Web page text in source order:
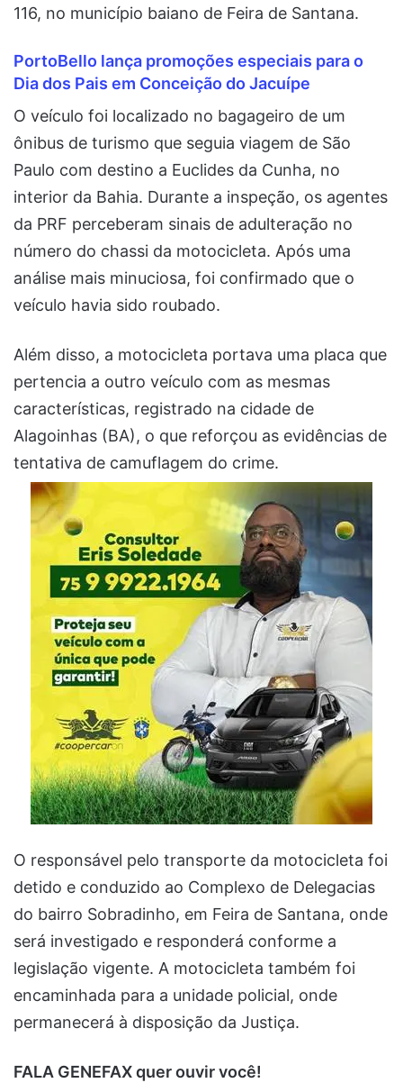
116, no município baiano de Feira de Santana.
PortoBello lança promoções especiais para o
Dia dos Pais em Conceição do Jacuípe
O veículo foi localizado no bagageiro de um
ônibus de turismo que seguia viagem de São
Paulo com destino a Euclides da Cunha, no
interior da Bahia. Durante a inspeção, os agentes
da PRF perceberam sinais de adulteração no
número do chassi da motocicleta. Após uma
análise mais minuciosa, foi confirmado que o
veículo havia sido roubado.
Além disso, a motocicleta portava uma placa que
pertencia a outro veículo com as mesmas
características, registrado na cidade de
Alagoinhas (BA), o que reforçou as evidências de
tentativa de camuflagem do crime.
O responsável pelo transporte da motocicleta foi
detido e conduzido ao Complexo de Delegacias
do bairro Sobradinho, em Feira de Santana, onde
será investigado e responderá conforme a
legislação vigente. A motocicleta também foi
encaminhada para a unidade policial, onde
permanecerá à disposição da Justiça.
FALA GENEFAX quer ouvir você!